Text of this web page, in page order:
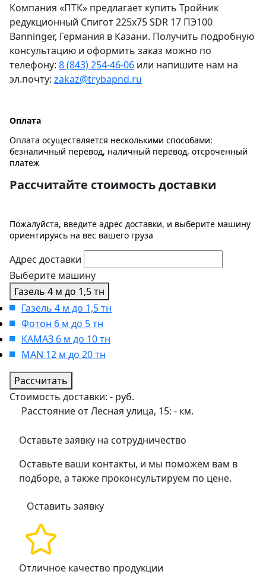
Компания «ПТК» предлагает купить Тройник
редукционный Спигот 225х75 SDR 17 ПЭ100
Banninger, Германия в Казани. Получить подробную
консультацию и оформить заказ можно по
телефону: 8 (843) 254-46-06 или напишите нам на
эл.почту: zakaz@trybapnd.ru
Оплата
Оплата осуществляется несколькими способами:
безналичный перевод, наличный перевод, отсроченный
платеж
Рассчитайте стоимость доставки
Пожалуйста, введите адрес доставки, и выберите машину
ориентируясь на вес вашего груза
Адрес доставки
Выберите машину
Газель 4 м до 1,5 тн
Газель 4 м до 1,5 тн
Фотон 6 м до 5 тн
КАМАЗ 6 м до 10 тн
MAN 12 м до 20 тн
Рассчитать
Стоимость доставки: - руб.
Расстояние от Лесная улица, 15: - км.
Оставьте заявку на сотрудничество
Оставьте ваши контакты, и мы поможем вам в
подборе, а также проконсультируем по цене.
Оставить заявку
Отличное качество продукции